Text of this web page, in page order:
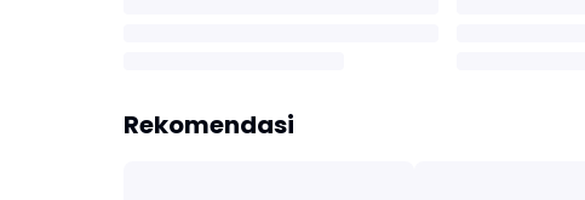
Rekomendasi